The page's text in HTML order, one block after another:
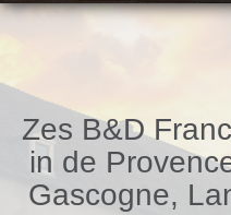
1000+ m
2500+ m2
5000+ m 2
Zes B&D
in de
Gascogne,